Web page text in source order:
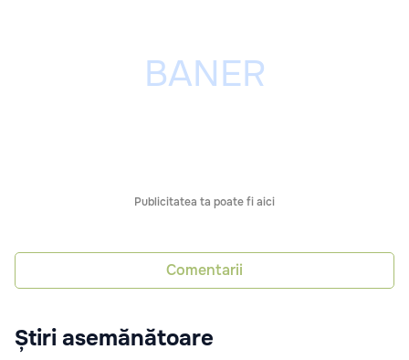
Publicitatea ta poate fi aici
Comentarii
Știri asemănătoare